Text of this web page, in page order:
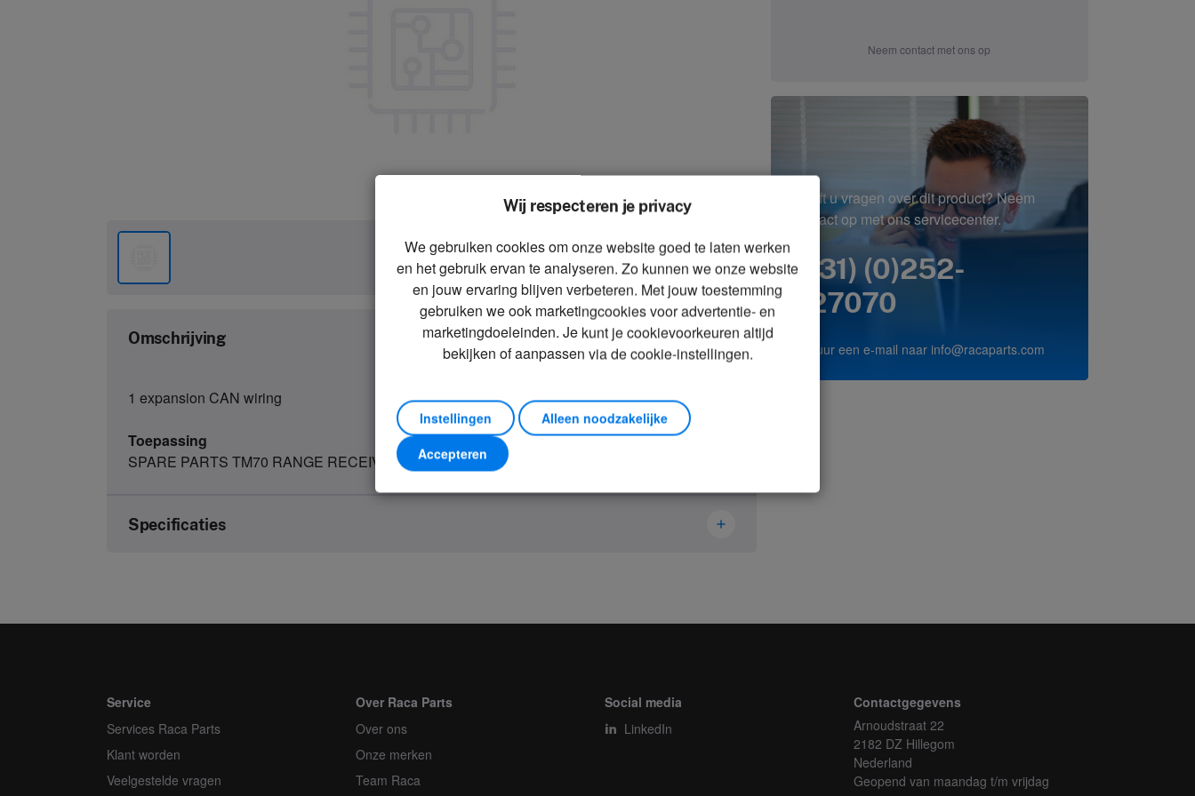
zoom_in
Zoom
Omschrijving
1 expansion CAN wiring
Toepassing
SPARE PARTS TM70 RANGE RECEIVERS
Specificaties
Artikelnummer
1095040
Eenheid
Minimale bestelhoeveelheid
Orderveelvoud
Neem contact met ons op
Heeft u vragen over dit product? Neem
contact op met ons servicecenter.
(+31) (0)252-
227070
of stuur een e-mail naar info@racaparts.com
Wij respecteren je privacy
We gebruiken cookies om onze website goed te laten werken
en het gebruik ervan te analyseren. Zo kunnen we onze website
en jouw ervaring blijven verbeteren. Met jouw toestemming
gebruiken we ook marketingcookies voor advertentie- en
marketingdoeleinden. Je kunt je cookievoorkeuren altijd
bekijken of aanpassen via de cookie-instellingen.
Instellingen
Alleen noodzakelijke
Accepteren
Service
Services Raca Parts
Klant worden
Veelgestelde vragen
Over Raca Parts
Over ons
Onze merken
Team Raca
Social media
LinkedIn
Contactgegevens
Arnoudstraat 22
2182 DZ Hillegom
Nederland
Geopend van maandag t/m vrijdag